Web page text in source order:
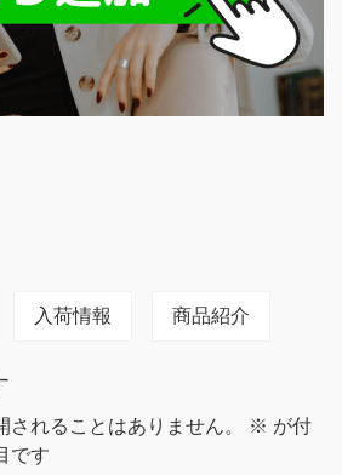
入荷情報 商品紹介
されることはありません。 ※ が付
です